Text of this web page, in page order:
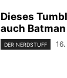
Dieses
auch
DER NERDSTUFF